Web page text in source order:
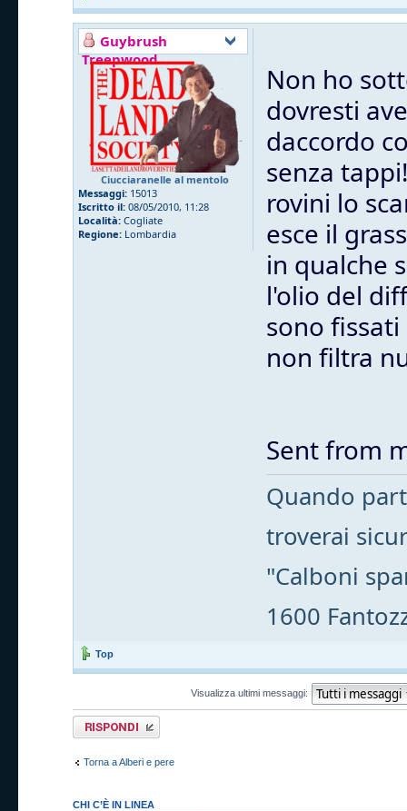
Guybrush
Treepwood
Ciucciaranelle al mentolo
Messaggi: 15013
Iscritto il: 08/05/2010, 11:28
Località: Cogliate
Regione: Lombardia
Non ho
dovresti
daccordo
senza
rovini lo
esce il
in qualche
l'olio del
sono
non filtra
Sent from
Quando
troverai
"Calboni
1600
Top
Visualizza ultimi messaggi:
Rispondi al
messaggio
Torna a Alberi e pere
CHI C’È IN LINEA